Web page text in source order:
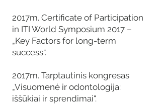
2017m. Certificate of Participation
in ITI World Symposium 2017 –
„Key Factors for long-term
success“.
2017m. Tarptautinis kongresas
„Visuomenė ir odontologija:
iššūkiai ir sprendimai“.